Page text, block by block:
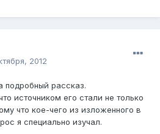
2012
подробный рассказ.
источником его стали не только
что кое-чего из изложенного в
я специально изучал.